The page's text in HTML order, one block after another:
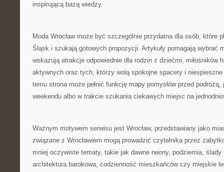
inspirującą bazą wiedzy.
Moda Wrocław może być szczególnie przydatna dla osób, które
Śląsk i szukają gotowych propozycji. Artykuły pomagają wybrać
wskazują atrakcje odpowiednie dla rodzin z dziećmi, miłośników
aktywnych oraz tych, którzy wolą spokojne spacery i
temu strona może pełnić funkcję mapy pomysłów przed podróżą,
weekendu albo w trakcie szukania ciekawych miejsc na
Ważnym motywem serwisu jest Wrocław, przedstawiany jako
związane z Wrocławiem mogą prowadzić czytelnika przez
mniej oczywiste tematy, takie jak dawne neony, podziemia, ślady
architektura barokowa, codzienność mieszkańców czy miejskie